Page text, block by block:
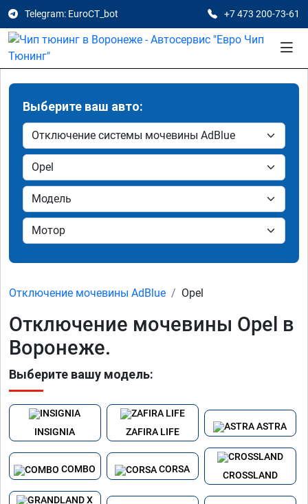
Telegram: EuroCT_bot +7 473 200-73-61
Выберите ваш авто:
Отключение мочевины AdBlue Opel
Отключение мочевины Opel в
Воронеже.
Выберите вашу модель:
INSIGNIA ZAFIRA LIFE
ASTRA
COMBO CORSA
CROSSLAND